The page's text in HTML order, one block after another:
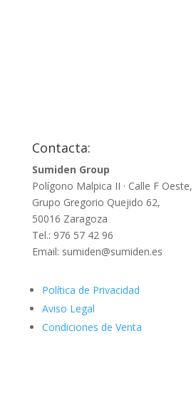
Contacta:
Sumiden Group
Polígono Malpica II · Calle F Oeste,
Grupo Gregorio Quejido 62,
50016 Zaragoza
Tel.: 976 57 42 96
Email: sumiden@sumiden.es
Política de Privacidad
Aviso Legal
Condiciones de Venta